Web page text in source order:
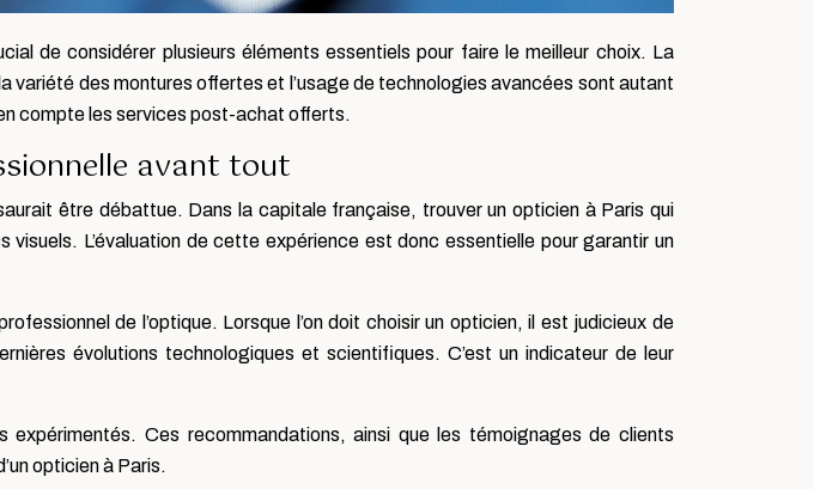
de considérer plusieurs éléments essentiels pour faire le meilleur choix. La
variété des montures offertes et l’usage de technologies avancées sont autant
compte les services post-achat offerts.
avant tout
être débattue. Dans la capitale française, trouver un opticien à Paris qui
L’évaluation de cette expérience est donc essentielle pour garantir un
de l’optique. Lorsque l’on doit choisir un opticien, il est judicieux de
évolutions technologiques et scientifiques. C’est un indicateur de leur
Ces recommandations, ainsi que les témoignages de clients
opticien à Paris.